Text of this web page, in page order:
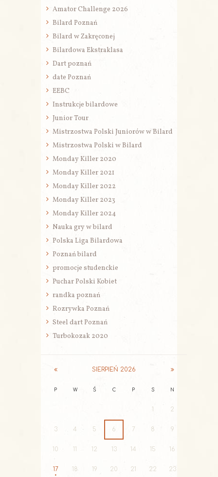
Amator Challenge 2026
Bilard Poznań
Bilard w Zakręconej
Bilardowa Ekstraklasa
Dart poznań
date Poznań
EEBC
Instrukcje bilardowe
Junior Tour
Mistrzostwa Polski Juniorów w Bilard
Mistrzostwa Polski w Bilard
Monday Killer 2020
Monday Killer 2021
Monday Killer 2022
Monday Killer 2023
Monday Killer 2024
Nauka gry w bilard
Polska Liga Bilardowa
Poznań bilard
promocje studenckie
Puchar Polski Kobiet
randka poznań
Rozrywka Poznań
Steel dart Poznań
Turbokozak 2020
SIERPIEŃ 2026
P W Ś C P S N
1 2
3 4 5 6 7 8 9
10 11 12 13 14 15 16
17 18 19 20 21 22 23